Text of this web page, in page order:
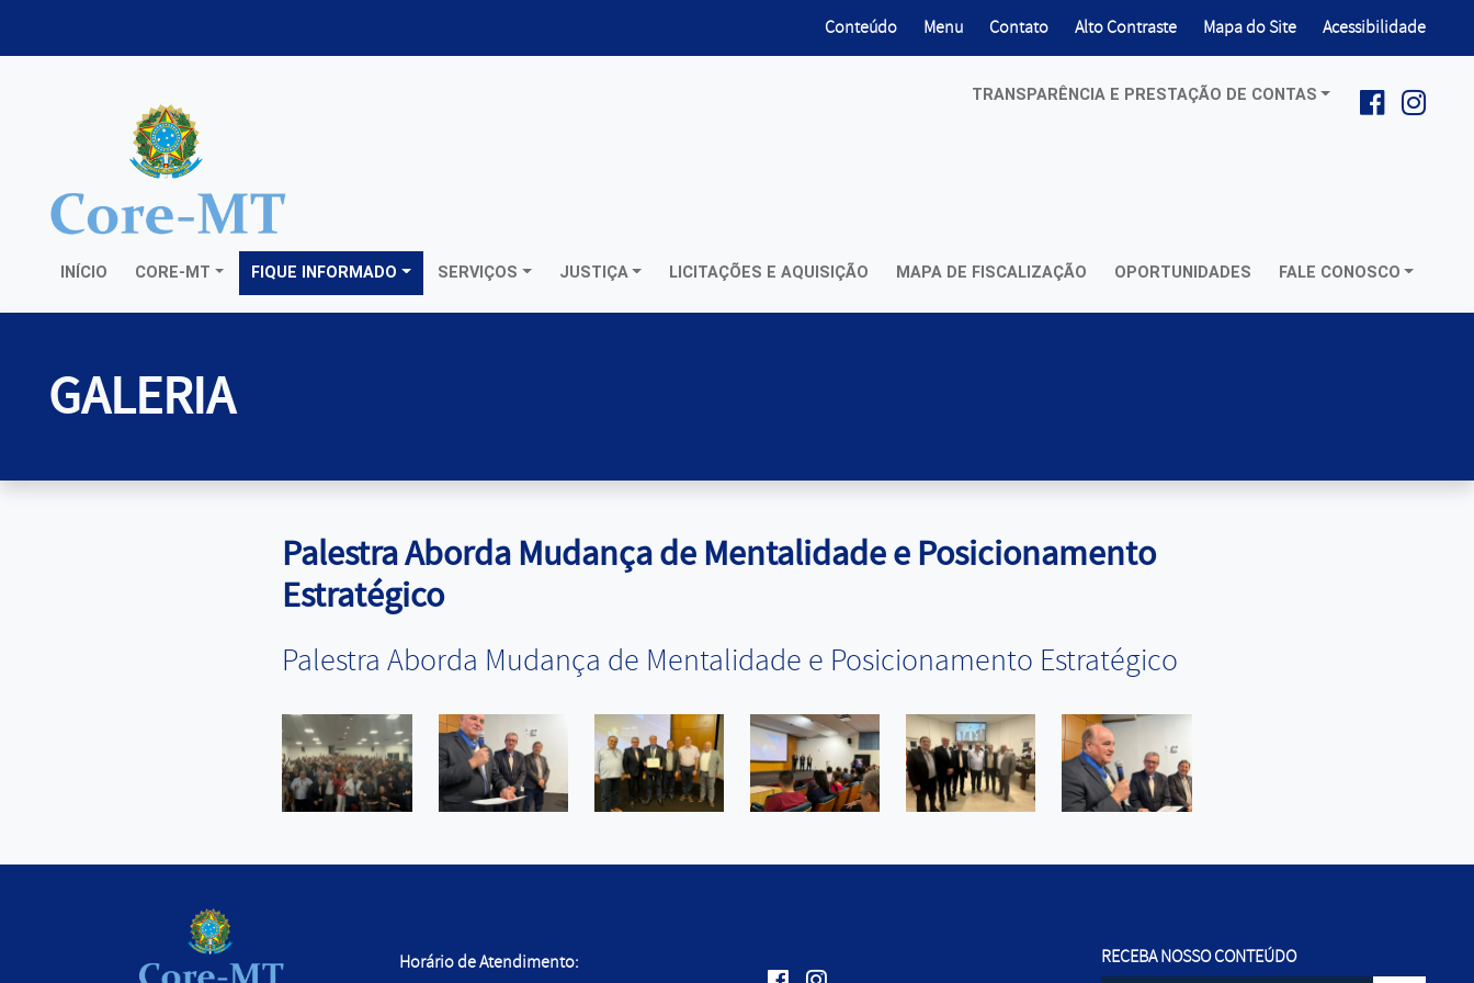
ir para
Conteúdo ir para
Menu ir para
Contato Habilitar
Alto Contraste Mapa do Site Acessibilidade
TRANSPARÊNCIA E PRESTAÇÃO DE CONTAS
REDES SOCIAIS:
INÍCIO CORE-MT FIQUE INFORMADO SERVIÇOS JUSTIÇA LICITAÇÕES E AQUISIÇÃO MAPA DE FISCALIZAÇÃO OPORTUNIDADES FALE CONOSCO
GALERIA
Palestra Aborda Mudança de Mentalidade e Posicionamento
Estratégico
Palestra Aborda Mudança de Mentalidade e Posicionamento Estratégico
Horário de Atendimento:
RECEBA NOSSO CONTEÚDO